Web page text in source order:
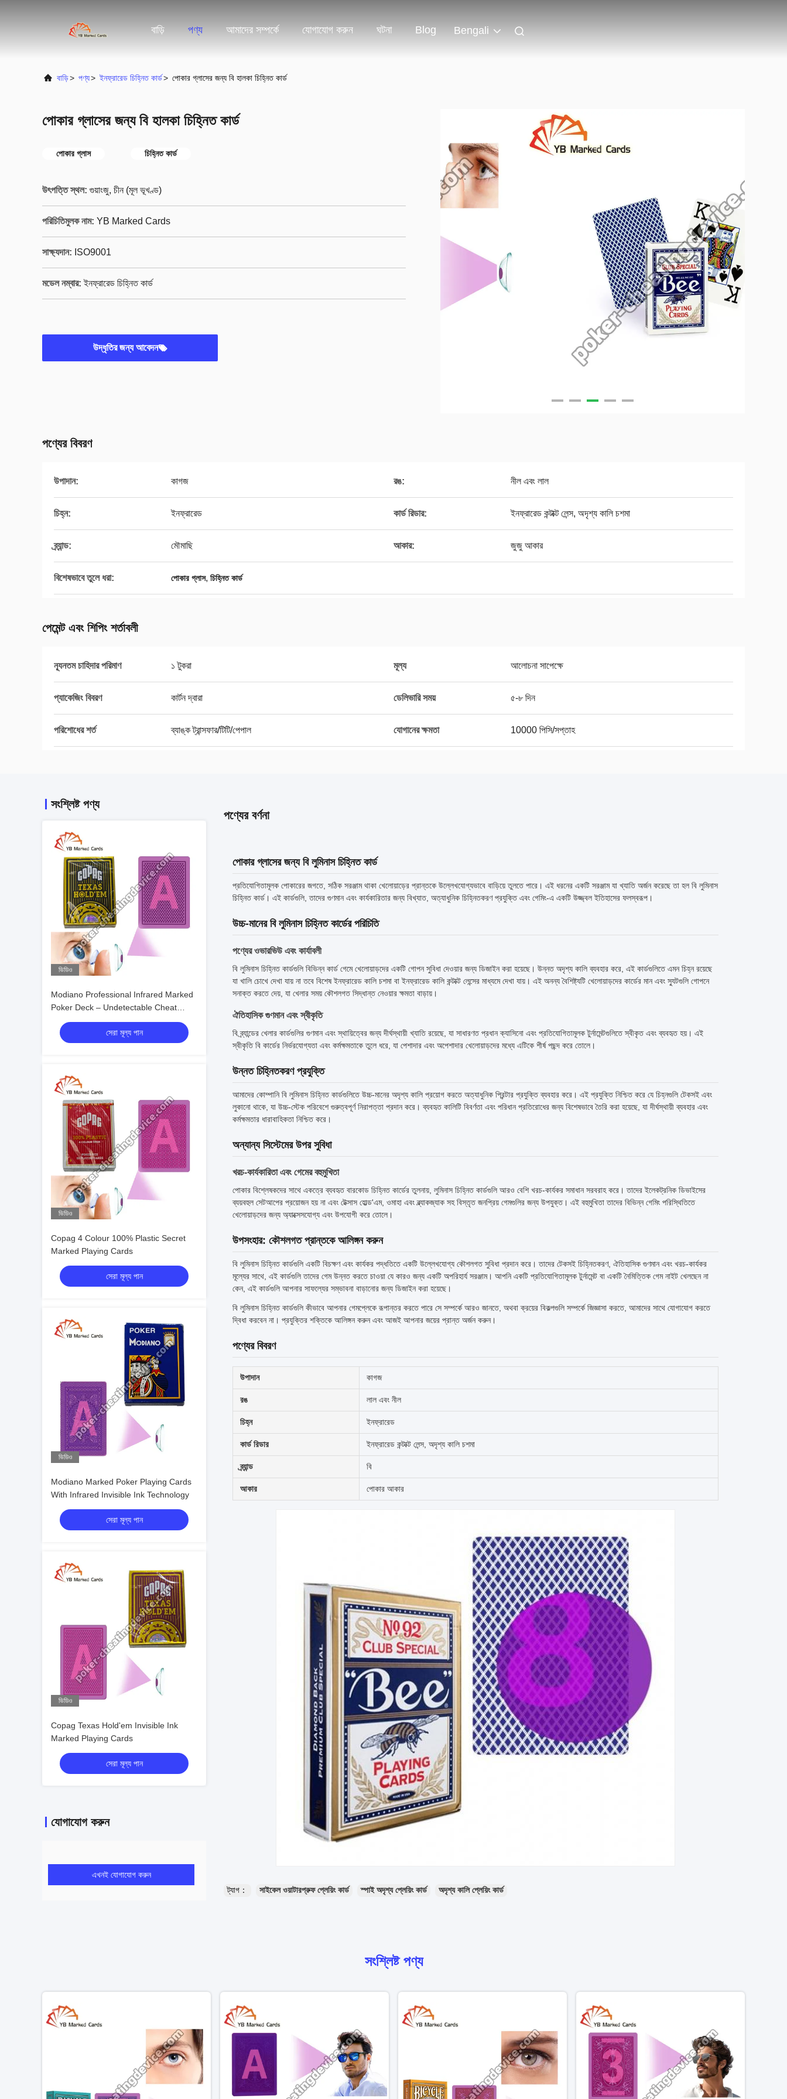
বাড়ি পণ্য আমাদের সম্পর্কে যোগাযোগ করুন ঘটনা Blog Bengali
বাড়ি> পণ্য> ইনফ্রারেড চিহ্নিত কার্ড> পোকার গ্লাসের জন্য বি হালকা চিহ্নিত কার্ড
পোকার গ্লাসের জন্য বি হালকা চিহ্নিত কার্ড
পোকার গ্লাস চিহ্নিত কার্ড
উৎপত্তি স্থল: গুয়াংজু, চীন (মূল ভূখণ্ড)
পরিচিতিমুলক নাম: YB Marked Cards
সাক্ষ্যদান: ISO9001
মডেল নম্বার: ইনফ্রারেড চিহ্নিত কার্ড
উদ্ধৃতির জন্য আবেদন
পণ্যের বিবরণ
উপাদান: কাগজ রঙ: নীল এবং লাল
চিহ্ন: ইনফ্রারেড কার্ড রিডার: ইনফ্রারেড কন্টাক্ট লেন্স, অদৃশ্য কালি চশমা
ব্র্যান্ড: মৌমাছি আকার: জুজু আকার
বিশেষভাবে তুলে ধরা: পোকার গ্লাস, চিহ্নিত কার্ড
পেমেন্ট এবং শিপিং শর্তাবলী
ন্যূনতম চাহিদার পরিমাণ ১ টুকরা মূল্য আলোচনা সাপেক্ষে
প্যাকেজিং বিবরণ কার্টন দ্বারা ডেলিভারি সময় ৫-৮ দিন
পরিশোধের শর্ত ব্যাঙ্ক ট্রান্সফার/টিটি/পেপাল যোগানের ক্ষমতা 10000 পিসি/সপ্তাহ
সংশ্লিষ্ট পণ্য
ভিডিও
Modiano Professional Infrared Marked
Poker Deck – Undetectable Cheat
Cards
সেরা মূল্য পান
ভিডিও
Copag 4 Colour 100% Plastic Secret
Marked Playing Cards
সেরা মূল্য পান
ভিডিও
Modiano Marked Poker Playing Cards
With Infrared Invisible Ink Technology
সেরা মূল্য পান
ভিডিও
Copag Texas Hold'em Invisible Ink
Marked Playing Cards
সেরা মূল্য পান
যোগাযোগ করুন
এখনই যোগাযোগ করুন
পণ্যের বর্ণনা
পোকার গ্লাসের জন্য বি লুমিনাস চিহ্নিত কার্ড
প্রতিযোগিতামূলক পোকারের জগতে, সঠিক সরঞ্জাম থাকা খেলোয়াড়ের প্রান্তকে উল্লেখযোগ্যভাবে বাড়িয়ে তুলতে পারে। এই ধরনের একটি সরঞ্জাম যা খ্যাতি অর্জন করেছে তা হল বি লুমিনাস
চিহ্নিত কার্ড। এই কার্ডগুলি, তাদের গুণমান এবং কার্যকারিতার জন্য বিখ্যাত, অত্যাধুনিক চিহ্নিতকরণ প্রযুক্তি এবং গেমিং-এ একটি উজ্জ্বল ইতিহাসের ফলস্বরূপ।
উচ্চ-মানের বি লুমিনাস চিহ্নিত কার্ডের পরিচিতি
পণ্যের ওভারভিউ এবং কার্যাবলী
বি লুমিনাস চিহ্নিত কার্ডগুলি বিভিন্ন কার্ড গেমে খেলোয়াড়দের একটি গোপন সুবিধা দেওয়ার জন্য ডিজাইন করা হয়েছে। উন্নত অদৃশ্য কালি ব্যবহার করে, এই কার্ডগুলিতে এমন চিহ্ন রয়েছে
যা খালি চোখে দেখা যায় না তবে বিশেষ ইনফ্রারেড কালি চশমা বা ইনফ্রারেড কালি কন্টাক্ট লেন্সের মাধ্যমে দেখা যায়। এই অনন্য বৈশিষ্ট্যটি খেলোয়াড়দের কার্ডের মান এবং স্যুটগুলি গোপনে
সনাক্ত করতে দেয়, যা খেলার সময় কৌশলগত সিদ্ধান্ত নেওয়ার ক্ষমতা বাড়ায়।
ঐতিহাসিক গুণমান এবং স্বীকৃতি
বি ব্র্যান্ডের খেলার কার্ডগুলির গুণমান এবং স্থায়িত্বের জন্য দীর্ঘস্থায়ী খ্যাতি রয়েছে, যা সাধারণত প্রধান ক্যাসিনো এবং প্রতিযোগিতামূলক টুর্নামেন্টগুলিতে স্বীকৃত এবং ব্যবহৃত হয়। এই
স্বীকৃতি বি কার্ডের নির্ভরযোগ্যতা এবং কর্মক্ষমতাকে তুলে ধরে, যা পেশাদার এবং অপেশাদার খেলোয়াড়দের মধ্যে এটিকে শীর্ষ পছন্দ করে তোলে।
উন্নত চিহ্নিতকরণ প্রযুক্তি
আমাদের কোম্পানি বি লুমিনাস চিহ্নিত কার্ডগুলিতে উচ্চ-মানের অদৃশ্য কালি প্রয়োগ করতে অত্যাধুনিক প্রিন্টার প্রযুক্তি ব্যবহার করে। এই প্রযুক্তি নিশ্চিত করে যে চিহ্নগুলি টেকসই এবং
লুকানো থাকে, যা উচ্চ-স্টেক পরিবেশে গুরুত্বপূর্ণ নিরাপত্তা প্রদান করে। ব্যবহৃত কালিটি বিবর্ণতা এবং পরিধান প্রতিরোধের জন্য বিশেষভাবে তৈরি করা হয়েছে, যা দীর্ঘস্থায়ী ব্যবহার এবং
কর্মক্ষমতার ধারাবাহিকতা নিশ্চিত করে।
অন্যান্য সিস্টেমের উপর সুবিধা
খরচ-কার্যকারিতা এবং গেমের বহুমুখিতা
পোকার বিশ্লেষকদের সাথে একত্রে ব্যবহৃত বারকোড চিহ্নিত কার্ডের তুলনায়, লুমিনাস চিহ্নিত কার্ডগুলি আরও বেশি খরচ-কার্যকর সমাধান সরবরাহ করে। তাদের ইলেকট্রনিক ডিভাইসের
ব্যয়বহুল সেটআপের প্রয়োজন হয় না এবং টেক্সাস হোল্ড'এম, ওমাহা এবং ব্ল্যাকজ্যাক সহ বিস্তৃত জনপ্রিয় গেমগুলির জন্য উপযুক্ত। এই বহুমুখিতা তাদের বিভিন্ন গেমিং পরিস্থিতিতে
খেলোয়াড়দের জন্য অ্যাক্সেসযোগ্য এবং উপযোগী করে তোলে।
উপসংহার: কৌশলগত প্রান্তকে আলিঙ্গন করুন
বি লুমিনাস চিহ্নিত কার্ডগুলি একটি বিচক্ষণ এবং কার্যকর পদ্ধতিতে একটি উল্লেখযোগ্য কৌশলগত সুবিধা প্রদান করে। তাদের টেকসই চিহ্নিতকরণ, ঐতিহাসিক গুণমান এবং খরচ-কার্যকর
মূল্যের সাথে, এই কার্ডগুলি তাদের গেম উন্নত করতে চাওয়া যে কারও জন্য একটি অপরিহার্য সরঞ্জাম। আপনি একটি প্রতিযোগিতামূলক টুর্নামেন্ট বা একটি নৈমিত্তিক গেম নাইট খেলছেন না
কেন, এই কার্ডগুলি আপনার সাফল্যের সম্ভাবনা বাড়ানোর জন্য ডিজাইন করা হয়েছে।
বি লুমিনাস চিহ্নিত কার্ডগুলি কীভাবে আপনার গেমপ্লেকে রূপান্তর করতে পারে সে সম্পর্কে আরও জানতে, অথবা ক্রয়ের বিকল্পগুলি সম্পর্কে জিজ্ঞাসা করতে, আমাদের সাথে যোগাযোগ করতে
দ্বিধা করবেন না। প্রযুক্তির শক্তিকে আলিঙ্গন করুন এবং আজই আপনার জয়ের প্রান্ত অর্জন করুন।
পণ্যের বিবরণ
উপাদান কাগজ
রঙ লাল এবং নীল
চিহ্ন ইনফ্রারেড
কার্ড রিডার ইনফ্রারেড কন্টাক্ট লেন্স, অদৃশ্য কালি চশমা
ব্র্যান্ড বি
আকার পোকার আকার
ট্যাগ： সাইকেল ওয়াটারপ্রুফ প্লেয়িং কার্ড স্পাই অদৃশ্য প্লেয়িং কার্ড অদৃশ্য কালি প্লেয়িং কার্ড
সংশ্লিষ্ট পণ্য